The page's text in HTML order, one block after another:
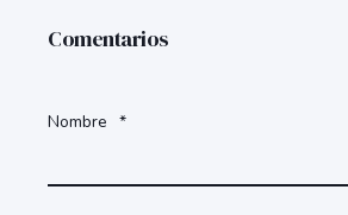
Comentarios
Nombre *